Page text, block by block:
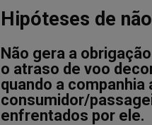
Hipóteses de
Não gera a
o atraso de voo
quando a
consumidor/
enfrentados por ele.